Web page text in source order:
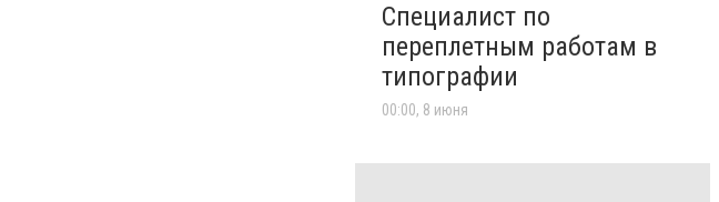
Специалист по
переплетным работам в
типографии
00:00, 8 июня